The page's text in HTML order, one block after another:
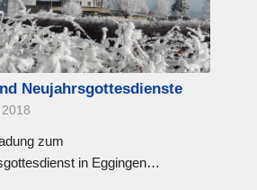
Neujahrsgottesdienste
zum
in Eggingen…